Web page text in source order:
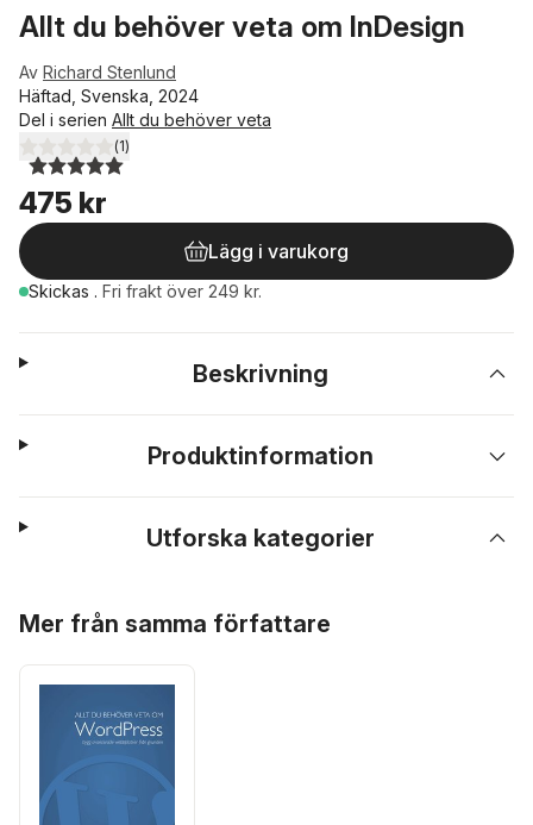
Allt du behöver veta om InDesign
Av Richard Stenlund
Häftad, Svenska, 2024
Del i serien Allt du behöver veta
5,0utav 5 stjärnor. Totalt antal röster:
(1)
475 kr
Lägg i varukorg
Skickas . Fri frakt över 249 kr.
Beskrivning
Produktinformation
Utforska kategorier
Mer från samma författare